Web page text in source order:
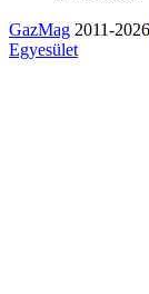
GazMag 2011-2026
Egyesület